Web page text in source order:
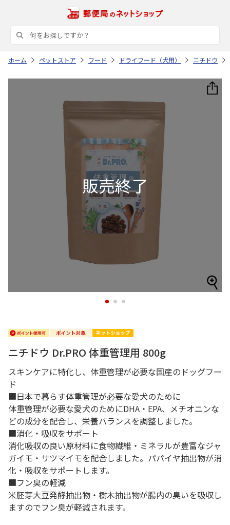
ホーム ペットストア フード ドライフード（犬用） ニチドウ
1 2 3
ニチドウ Dr.PRO 体重管理用 800g
スキンケアに特化し、体重管理が必要な国産のドッグフー
ド
■日本で暮らす体重管理が必要な愛犬のために
体重管理が必要な愛犬のためにDHA・EPA、メチオニンな
どの成分を配合し、栄養バランスを調整しました。
■消化・吸収をサポート
消化吸収の良い原材料に食物繊維・ミネラルが豊富なジャ
ガイモ・サツマイモを配合しました。パパイヤ抽出物が消
化・吸収をサポートします。
■フン臭の軽減
米胚芽大豆発酵抽出物・樹木抽出物が腸内の臭いを吸収し
ますのでフン臭が軽減されます。